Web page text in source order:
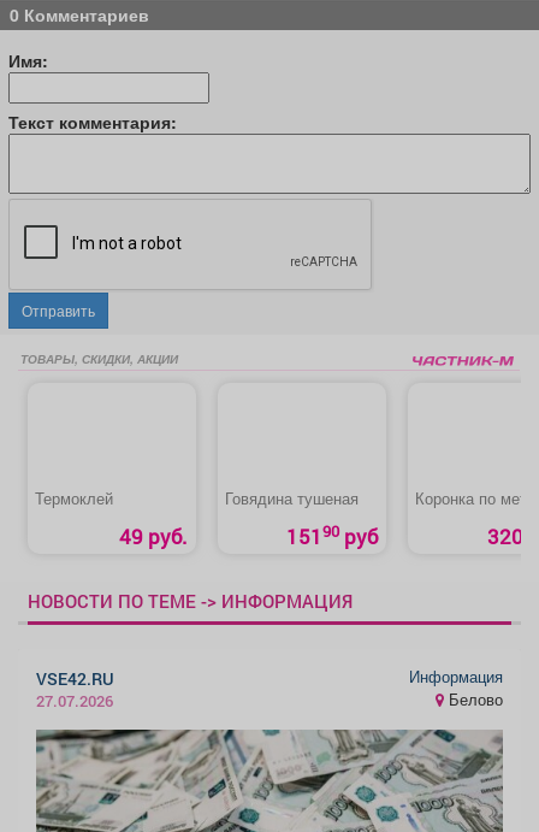
0 Комментариев
Имя:
Текст комментария:
Отправить
ТОВАРЫ, СКИДКИ, АКЦИИ
Термоклей
49 руб.
Говядина тушеная
15190 руб
Коронка по
320
НОВОСТИ ПО ТЕМЕ -> ИНФОРМАЦИЯ
VSE42.RU
27.07.2026
Информация
Белово